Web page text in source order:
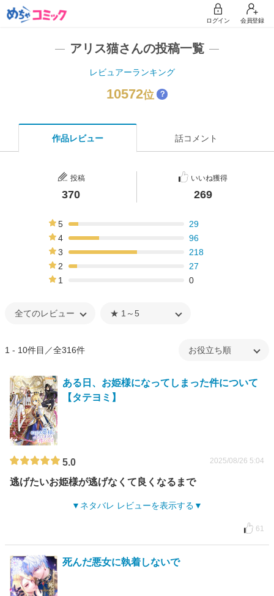
ログイン 会員登録
アリス猫さんの投稿一覧
レビュアーランキング
10572位 ？
作品レビュー 話コメント
投稿
370
いいね獲得
269
5
29
4
96
3
218
2
27
1
0
1 - 10件目／全316件
ある日、お姫様になってしまった件について
【タテヨミ】
5.0 2025/08/26 5:04
逃げたいお姫様が逃げなくて良くなるまで
ネタバレ レビューを表示する
61
死んだ悪女に執着しないで